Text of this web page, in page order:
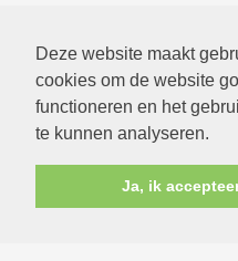
Deze website maakt
cookies om de website
functioneren en het
te kunnen analyseren.
Ja, ik